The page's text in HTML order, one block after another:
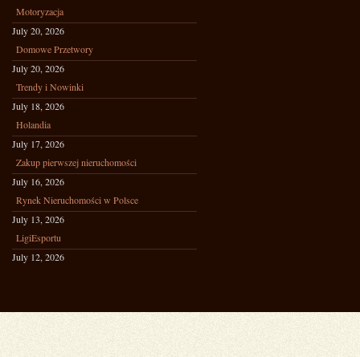
Motoryzacja
July 20, 2026
Domowe Przetwory
July 20, 2026
Trendy i Nowinki
July 18, 2026
Holandia
July 17, 2026
Zakup pierwszej nieruchomości
July 16, 2026
Rynek Nieruchomości w Polsce
July 13, 2026
LigiEsportu
July 12, 2026